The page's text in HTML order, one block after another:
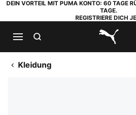
DEIN VORTEIL MIT PUMA KONTO: 60 TAGE
TAGE.
REGISTRIERE DICH
Kleidung